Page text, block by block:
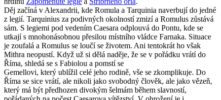
Děj začíná v Alexandrii, kde Romula a Tarquinia naverbují do jedné
z legií. Tarquinius za podivných okolností zmizí a Romulus zůstává
sám. S legiemi pod vedením Caesara odplouvá do Pontu, kde se
utkají s mnohonásobnou přesilou místního vládce Farnaka. Situace
je zoufalá a Romulus se loučí se životem. Ani tentokrát ho však
Mithra neopustí. Když už si dělá naděje, že se v pořádku vrátí do
Říma, shledá se s Fabiolou a pomstí se
Gemellovi, který ublížil celé jeho rodině, vše se zkomplikuje. Do
Říma se sice vrátí, ale nikoli jako svobodný člověk, ale jako vězeň,
který má být předhozen divokým šelmám během slavností,